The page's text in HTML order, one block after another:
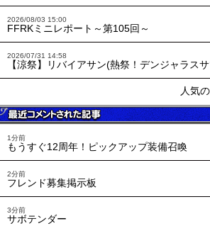
2026/08/03 15:00
FFRKミニレポート～第105回～
2026/07/31 14:58
【涼祭】リバイアサン(熱祭！デンジャラス
人気
1分前
もうすぐ12周年！ピックアップ装備召喚
2分前
フレンド募集掲示板
3分前
サボテンダー